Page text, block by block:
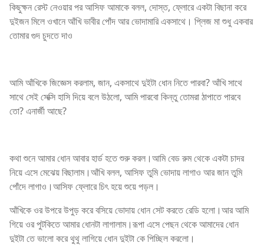
কিছুক্ষন রেস্ট নেওয়ার পর আসিফ আমাকে বলল, দোস্ত, ফ্লোরে একটা বিছানা করে
দুইজন মিলে ওখানে আঁখি ভাবীর পোঁদ আর ভোদামারি একসাথে। প্লিজ মা শুধু একবার
তোমার গুদ চুদতে দাও
আমি আঁখিকে জিজ্ঞেস করলাম, জান, একসাথে দুইটা ধোন নিতে পারবা? আঁখি সাথে
সাথে সেই সেক্সি হাসি দিয়ে বলে উঠলো, আমি পারবো কিন্তু তোমরা ঠাপাতে পারবে
তো? এনার্জী আছে?
কথা শুনে আমার ধোন আবার হার্ড হতে শুরু করল।আমি বেড রুম থেকে একটা চাদর
নিয়ে এসে মেঝেয় বিছালাম।আঁখি বলল, আসিফ তুমি ভোদায় লাগাও আর জান তুমি
পোঁদে লাগাও।আসিফ ফ্লোরে চিৎ হয়ে শুয়ে পড়ল।
আঁখিকে ওর উপরে উপুড় করে বসিয়ে ভোদায় ধোন সেট করতে রেডি হলো।আর আমি
গিয়ে ওর পুটকিতে আমার ধোনটা লাগালাম।রূপা এসে পেছন থেকে আমাদের ধোন
দুইটা তে ভালো করে থুথু লাগিয়ে ধোন দুইটা কে পিচ্ছিল করলো।